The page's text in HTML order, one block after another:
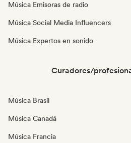
Música Emisoras de radio
Música Social Media Influencers
Música Expertos en sonido
Curadores/
Música Brasil
Música Canadá
Música Francia